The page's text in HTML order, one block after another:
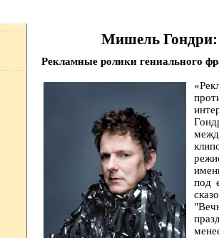
Мишель Гондри:
Рекламные ролики гениального
под